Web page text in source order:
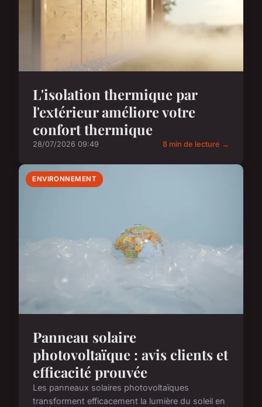
L'isolation thermique par
l'extérieur améliore votre
confort thermique
28/07/2026 09:49 8 min de lecture →
ENVIRONNEMENT
Panneau solaire
photovoltaïque : avis clients et
efficacité prouvée
Les panneaux solaires photovoltaïques
transforment efficacement la lumière du soleil en